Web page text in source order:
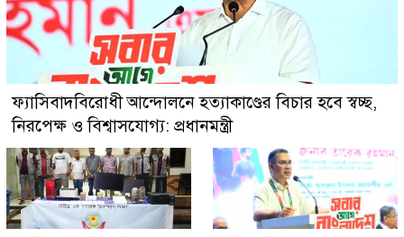
ফ্যাসিবাদবিরোধী আন্দোলনে হত্যাকাণ্ডের বিচার হবে স্বচ্ছ,
নিরপেক্ষ ও বিশ্বাসযোগ্য: প্রধানমন্ত্রী